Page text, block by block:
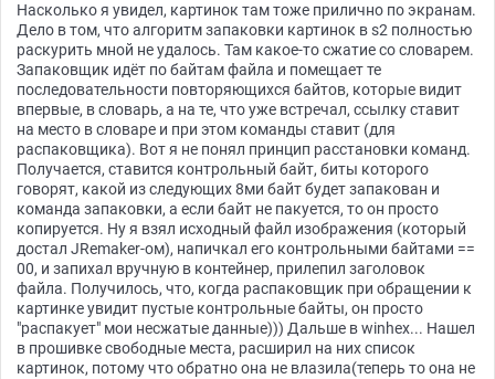
Насколько я увидел, картинок там тоже прилично по экранам.
Дело в том, что алгоритм запаковки картинок в s2 полностью
раскурить мной не удалось. Там какое-то сжатие со словарем.
Запаковщик идёт по байтам файла и помещает те
последовательности повторяющихся байтов, которые видит
впервые, в словарь, а на те, что уже встречал, ссылку ставит
на место в словаре и при этом команды ставит (для
распаковщика). Вот я не понял принцип расстановки команд.
Получается, ставится контрольный байт, биты которого
говорят, какой из следующих 8ми байт будет запакован и
команда запаковки, а если байт не пакуется, то он просто
копируется. Ну я взял исходный файл изображения (который
достал JRemaker-ом), напичкал его контрольными байтами ==
00, и запихал вручную в контейнер, прилепил заголовок
файла. Получилось, что, когда распаковщик при обращении к
картинке увидит пустые контрольные байты, он просто
"распакует" мои несжатые данные))) Дальше в winhex... Нашел
в прошивке свободные места, расширил на них список
картинок, потому что обратно она не влазила(теперь то она не